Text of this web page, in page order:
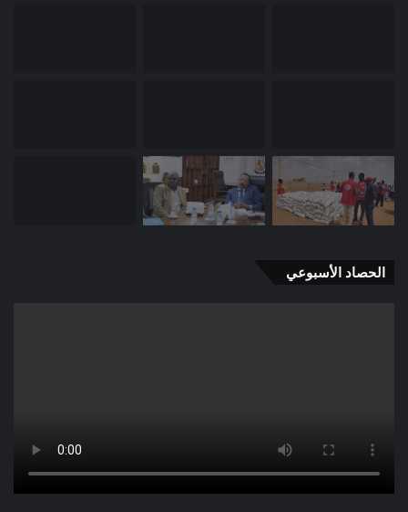
الحصاد الأسبوعي